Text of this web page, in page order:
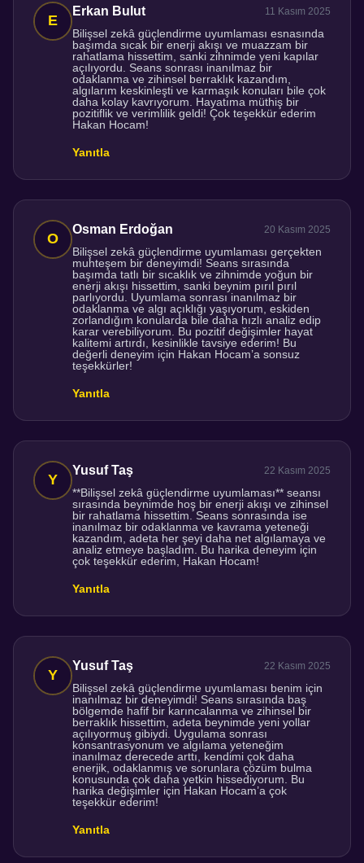
Erkan Bulut 11 Kasım 2025
Bilişsel zekâ güçlendirme uyumlaması esnasında
başımda sıcak bir enerji akışı ve muazzam bir
rahatlama hissettim, sanki zihnimde yeni kapılar
açılıyordu. Seans sonrası inanılmaz bir
odaklanma ve zihinsel berraklık kazandım,
algılarım keskinleşti ve karmaşık konuları bile çok
daha kolay kavrıyorum. Hayatıma müthiş bir
pozitiflik ve verimlilik geldi! Çok teşekkür ederim
Hakan Hocam!
Yanıtla
Osman Erdoğan 20 Kasım 2025
Bilişsel zekâ güçlendirme uyumlaması gerçekten
muhteşem bir deneyimdi! Seans sırasında
başımda tatlı bir sıcaklık ve zihnimde yoğun bir
enerji akışı hissettim, sanki beynim pırıl pırıl
parlıyordu. Uyumlama sonrası inanılmaz bir
odaklanma ve algı açıklığı yaşıyorum, eskiden
zorlandığım konularda bile daha hızlı analiz edip
karar verebiliyorum. Bu pozitif değişimler hayat
kalitemi artırdı, kesinlikle tavsiye ederim! Bu
değerli deneyim için Hakan Hocam’a sonsuz
teşekkürler!
Yanıtla
Yusuf Taş 22 Kasım 2025
**Bilişsel zekâ güçlendirme uyumlaması** seansı
sırasında beynimde hoş bir enerji akışı ve zihinsel
bir rahatlama hissettim. Seans sonrasında ise
inanılmaz bir odaklanma ve kavrama yeteneği
kazandım, adeta her şeyi daha net algılamaya ve
analiz etmeye başladım. Bu harika deneyim için
çok teşekkür ederim, Hakan Hocam!
Yanıtla
Yusuf Taş 22 Kasım 2025
Bilişsel zekâ güçlendirme uyumlaması benim için
inanılmaz bir deneyimdi! Seans sırasında baş
bölgemde hafif bir karıncalanma ve zihinsel bir
berraklık hissettim, adeta beynimde yeni yollar
açılıyormuş gibiydi. Uygulama sonrası
konsantrasyonum ve algılama yeteneğim
inanılmaz derecede arttı, kendimi çok daha
enerjik, odaklanmış ve sorunlara çözüm bulma
konusunda çok daha yetkin hissediyorum. Bu
harika değişimler için Hakan Hocam’a çok
teşekkür ederim!
Yanıtla